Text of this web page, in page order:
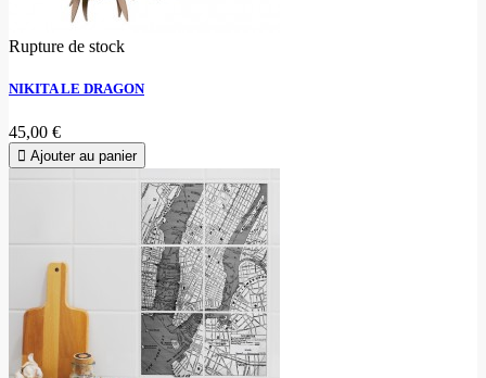
Rupture de stock
NIKITA LE DRAGON
45,00 €
Ajouter au panier